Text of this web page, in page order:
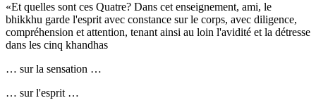
«Et quelles sont ces Quatre? Dans cet enseignement, ami, le
bhikkhu garde l'esprit avec constance sur le corps, avec diligence,
compréhension et attention, tenant ainsi au loin l'avidité et la détresse
dans les cinq khandhas
… sur la sensation …
… sur l'esprit …